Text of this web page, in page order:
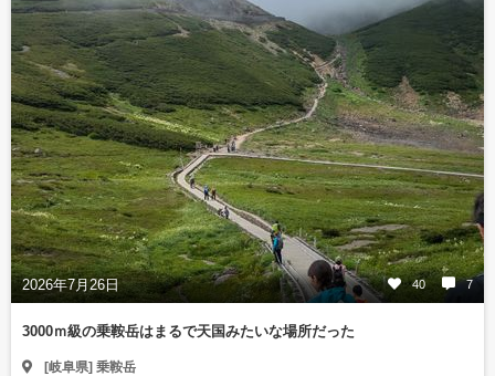
2026年7月26日 40 7
3000ｍ級の乗鞍岳はまるで天国みたいな場所だった
[岐阜県] 乗鞍岳